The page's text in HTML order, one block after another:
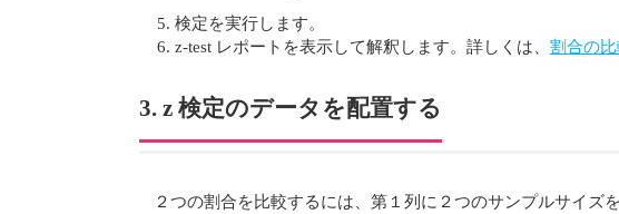
検定を実行します。
z-test レポートを表示して解釈します。詳しくは、 割合の
3. z 検定のデータを配置する
２つの割合を比較するには、第１列に２つのサンプルサイ